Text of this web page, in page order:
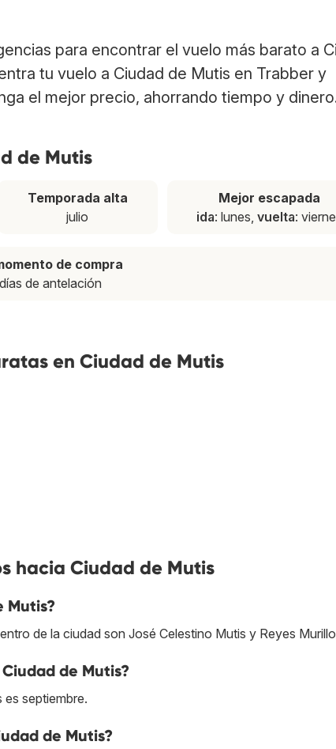
para encontrar el vuelo más barato a
tu vuelo a Ciudad de Mutis en Trabber y
el mejor precio, ahorrando tiempo y
de Mutis
Temporada alta
julio
Mejor escapada
ida: lunes,vuelta:
de compra
de antelación
en Ciudad de Mutis
hacia Ciudad de Mutis
Mutis?
de la ciudad son José Celestino Mutis y Reyes
de Mutis?
es septiembre.
de Mutis?